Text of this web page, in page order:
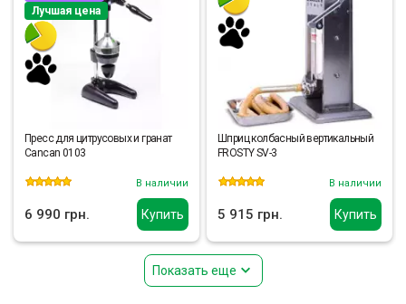
Купить
Лучшая цена
Пресс для цитрусовых и гранат
Cancan 0103
В наличии
6 990 грн. Купить
Шприц колбасный вертикальный
FROSTY SV-3
В наличии
5 915 грн.
Показать еще